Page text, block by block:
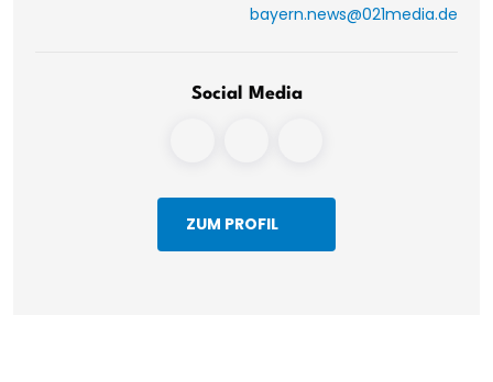
bayern.news@021media.de
Social Media
ZUM PROFIL